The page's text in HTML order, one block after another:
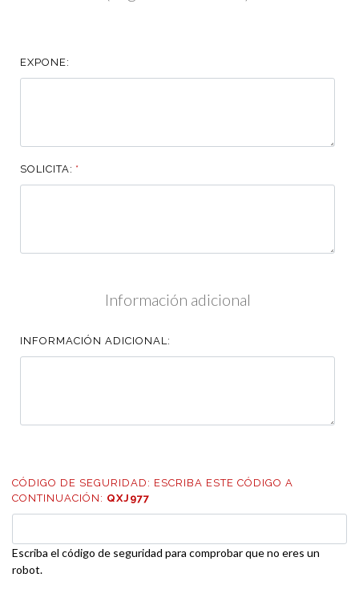
EXPONE:
SOLICITA: *
Información adicional
INFORMACIÓN ADICIONAL:
CÓDIGO DE SEGURIDAD: ESCRIBA ESTE CÓDIGO A
CONTINUACIÓN: QXJ977
Escriba el código de seguridad para comprobar que no eres un
robot.